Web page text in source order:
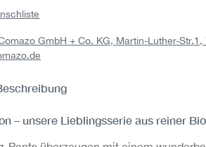
GmbH + Co. KG, Martin-Luther-Str.1,
– unsere Lieblingsserie aus reiner
Wäschesäckchen